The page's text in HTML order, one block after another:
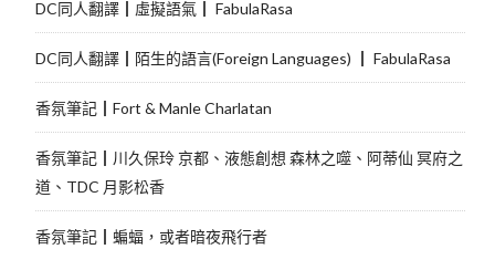
DC同人翻譯┃虛擬語氣┃ FabulaRasa
DC同人翻譯┃陌生的語言(Foreign Languages) ┃ FabulaRasa
香氛筆記┃Fort & Manle Charlatan
香氛筆記┃川久保玲 京都、液態創想 森林之噬、阿蒂仙 冥府之
道、TDC 月影松香
香氛筆記┃蝙蝠，或者暗夜飛行者